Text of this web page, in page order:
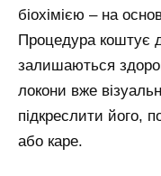
біохімією – на
Процедура коштує
залишаються
локони вже
підкреслити його,
або каре.